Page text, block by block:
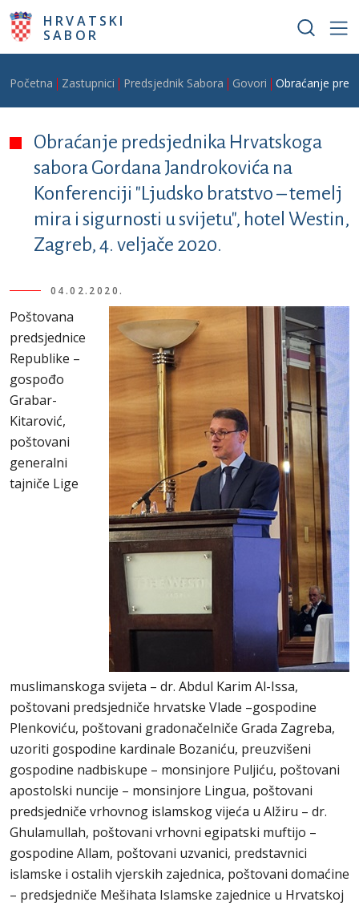
Skoči na glavni sadržaj
HRVATSKI
SABOR
Breadcrumb
Početna Zastupnici Predsjednik Sabora Govori Obraćanje
Obraćanje predsjednika Hrvatskoga
sabora Gordana Jandrokovića na
Konferenciji "Ljudsko bratstvo – temelj
mira i sigurnosti u svijetu", hotel Westin,
Zagreb, 4. veljače 2020.
04.02.2020.
Poštovana
predsjednice
Republike –
gospođo
Grabar-
Kitarović,
poštovani
generalni
tajniče Lige
muslimanskoga svijeta – dr. Abdul Karim Al-Issa,
poštovani predsjedniče hrvatske Vlade –gospodine
Plenkoviću, poštovani gradonačelniče Grada Zagreba,
uzoriti gospodine kardinale Bozaniću, preuzvišeni
gospodine nadbiskupe – monsinjore Puljiću, poštovani
apostolski nuncije – monsinjore Lingua, poštovani
predsjedniče vrhovnog islamskog vijeća u Alžiru – dr.
Ghulamullah, poštovani vrhovni egipatski muftijo –
gospodine Allam, poštovani uzvanici, predstavnici
islamske i ostalih vjerskih zajednica, poštovani domaćine
– predsjedniče Mešihata Islamske zajednice u Hrvatskoj